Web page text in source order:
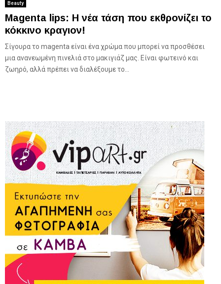
Beauty
Μagenta lips: H νέα τάση που εκθρονίζει το
κόκκινο κραγιον!
Σίγουρα το magenta είναι ένα χρώμα που μπορεί να προσθέσει
μια ανανεωμένη πινελιά στο μακιγιάζ μας. Είναι φωτεινό και
ζωηρό, αλλά πρέπει να διαλέξουμε το...